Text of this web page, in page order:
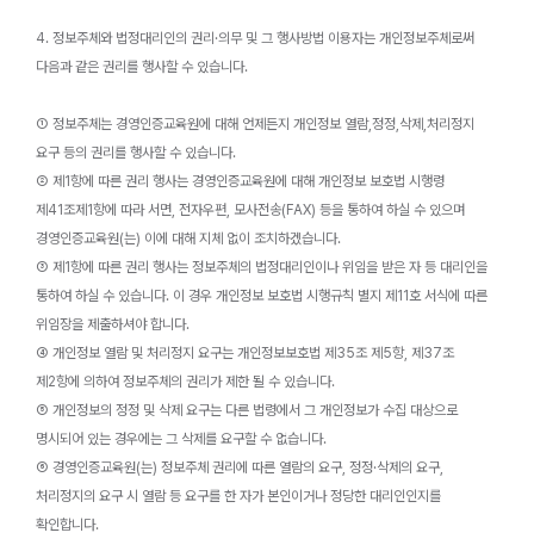
4. 정보주체와 법정대리인의 권리·의무 및 그 행사방법 이용자는 개인정보주체로써
다음과 같은 권리를 행사할 수 있습니다.
① 정보주체는 경영인증교육원에 대해 언제든지 개인정보 열람,정정,삭제,처리정지
요구 등의 권리를 행사할 수 있습니다.
② 제1항에 따른 권리 행사는 경영인증교육원에 대해 개인정보 보호법 시행령
제41조제1항에 따라 서면, 전자우편, 모사전송(FAX) 등을 통하여 하실 수 있으며
경영인증교육원(는) 이에 대해 지체 없이 조치하겠습니다.
③ 제1항에 따른 권리 행사는 정보주체의 법정대리인이나 위임을 받은 자 등 대리인을
통하여 하실 수 있습니다. 이 경우 개인정보 보호법 시행규칙 별지 제11호 서식에 따른
위임장을 제출하셔야 합니다.
④ 개인정보 열람 및 처리정지 요구는 개인정보보호법 제35조 제5항, 제37조
제2항에 의하여 정보주체의 권리가 제한 될 수 있습니다.
⑤ 개인정보의 정정 및 삭제 요구는 다른 법령에서 그 개인정보가 수집 대상으로
명시되어 있는 경우에는 그 삭제를 요구할 수 없습니다.
⑥ 경영인증교육원(는) 정보주체 권리에 따른 열람의 요구, 정정·삭제의 요구,
처리정지의 요구 시 열람 등 요구를 한 자가 본인이거나 정당한 대리인인지를
확인합니다.